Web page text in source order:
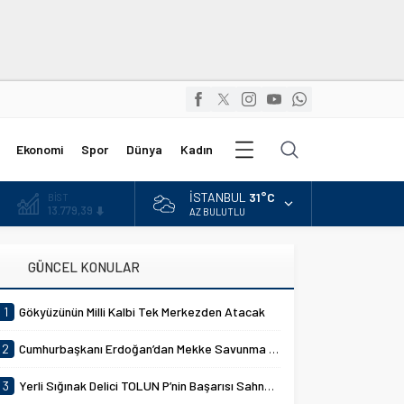
Ekonomi Spor Dünya Kadın
Kategoriler
DOLAR
47,7111
ALTIN
13.779,39
İSTANBUL 31°C
AZ BULUTLU
GÜNCEL KONULAR
1 Gökyüzünün Milli Kalbi Tek Merkezden Atacak
2 Cumhurbaşkanı Erdoğan’dan Mekke Savunma Anlaşması Açıklaması
3 Yerli Sığınak Delici TOLUN P’nin Başarısı Sahnelendi